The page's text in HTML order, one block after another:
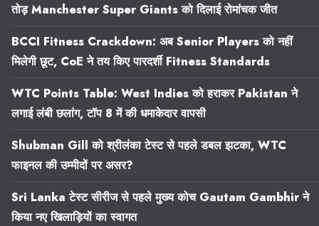
तोड़ Manchester Super Giants को दिलाई रोमांचक जीत
BCCI Fitness Crackdown: अब Senior Players को नहीं
मिलेगी छूट, CoE ने तय किए पारदर्शी Fitness Standards
WTC Points Table: West Indies को हराकर Pakistan ने
लगाई लंबी छलांग, टॉप 8 में की धमाकेदार वापसी
Shubman Gill को श्रीलंका टेस्ट से पहले डबल झटका, WTC
फाइनल की उम्मीदों पर असर?
Sri Lanka टेस्ट सीरीज से पहले मुख्य कोच Gautam Gambhir ने
किया नए खिलाड़ियों का स्वागत